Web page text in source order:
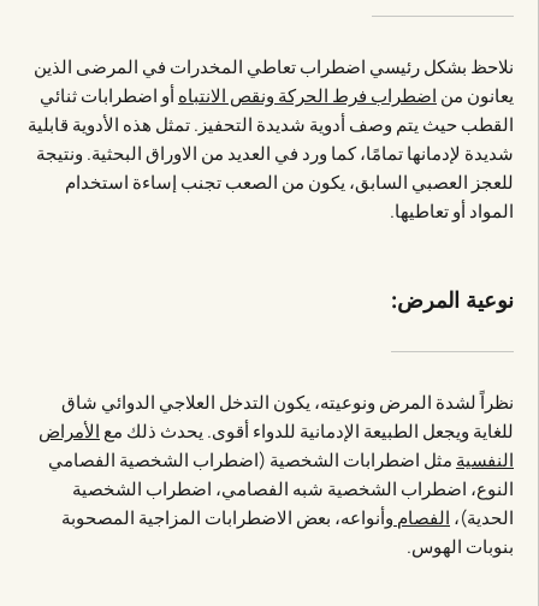
نلاحظ بشكل رئيسي اضطراب تعاطي المخدرات في المرضى الذين
يعانون من اضطراب فرط الحركة ونقص الانتباهأو اضطرابات ثنائي
القطب حيث يتم وصف أدوية شديدة التحفيز. تمثل هذه الأدوية قابلية
شديدة لإدمانها تمامًا، كما ورد في العديد من الاوراق البحثية. ونتيجة
للعجز العصبي السابق، يكون من الصعب تجنب إساءة استخدام
المواد أو تعاطيها.
نوعية المرض:
نظراً لشدة المرض ونوعيته، يكون التدخل العلاجي الدوائي شاق
للغاية ويجعل الطبيعة الإدمانية للدواء أقوى. يحدث ذلك مع الأمراض
النفسية مثل اضطرابات الشخصية (اضطراب الشخصية الفصامي
النوع، اضطراب الشخصية شبه الفصامي، اضطراب الشخصية
الحدية)، الفصام وأنواعه، بعض الاضطرابات المزاجية المصحوبة
بنوبات الهوس.